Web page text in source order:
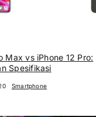
Max vs iPhone 12 Pro:
Spesifikasi
Smartphone